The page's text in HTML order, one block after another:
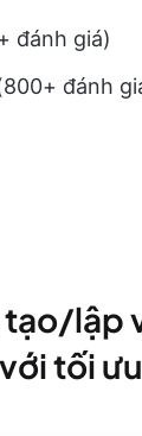
đánh giá)
đánh
tạo/lập
tối